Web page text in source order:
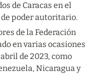
de Caracas en el
poder autoritario.
de la Federación
en varias ocasiones
de 2023, como
Nicaragua y